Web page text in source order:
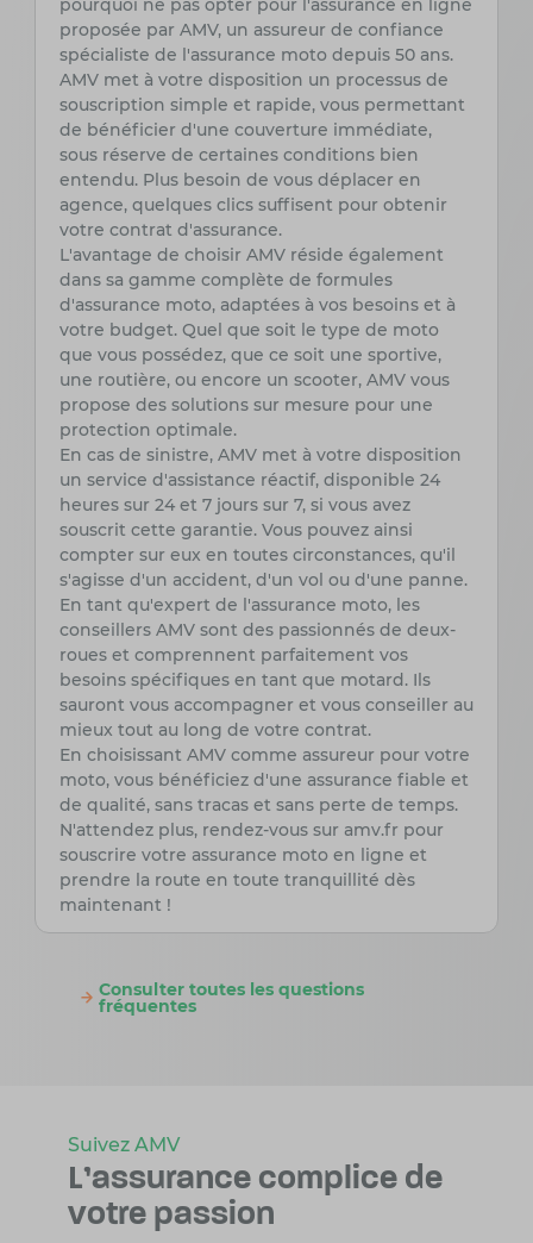
pourquoi ne pas opter pour l'assurance en ligne
proposée par AMV, un assureur de confiance
spécialiste de l'assurance moto depuis 50 ans.
AMV met à votre disposition un processus de
souscription simple et rapide, vous permettant
de bénéficier d'une couverture immédiate,
sous réserve de certaines conditions bien
entendu. Plus besoin de vous déplacer en
agence, quelques clics suffisent pour obtenir
votre contrat d'assurance.
L'avantage de choisir AMV réside également
dans sa gamme complète de formules
d'assurance moto, adaptées à vos besoins et à
votre budget. Quel que soit le type de moto
que vous possédez, que ce soit une sportive,
une routière, ou encore un scooter, AMV vous
propose des solutions sur mesure pour une
protection optimale.
En cas de sinistre, AMV met à votre disposition
un service d'assistance réactif, disponible 24
heures sur 24 et 7 jours sur 7, si vous avez
souscrit cette garantie. Vous pouvez ainsi
compter sur eux en toutes circonstances, qu'il
s'agisse d'un accident, d'un vol ou d'une panne.
En tant qu'expert de l'assurance moto, les
conseillers AMV sont des passionnés de deux-
roues et comprennent parfaitement vos
besoins spécifiques en tant que motard. Ils
sauront vous accompagner et vous conseiller au
mieux tout au long de votre contrat.
En choisissant AMV comme assureur pour votre
moto, vous bénéficiez d'une assurance fiable et
de qualité, sans tracas et sans perte de temps.
N'attendez plus, rendez-vous sur amv.fr pour
souscrire votre assurance moto en ligne et
prendre la route en toute tranquillité dès
maintenant !
Consulter toutes les questions
fréquentes
Suivez AMV
L'assurance complice de
votre passion